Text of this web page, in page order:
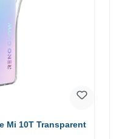
Mi 10T Transparent